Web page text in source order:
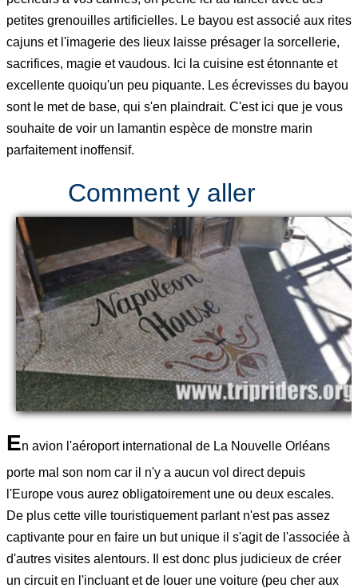
petites grenouilles artificielles. Le bayou est associé aux rites
cajuns et l'imagerie des lieux laisse présager la sorcellerie,
sacrifices, magie et vaudous. Ici la cuisine est étonnante et
excellente quoiqu'un peu piquante. Les écrevisses du bayou
sont le met de base, qui s'en plaindrait. C'est ici que je vous
souhaite de voir un lamantin espèce de monstre marin
parfaitement inoffensif.
Comment y aller
En avion l'aéroport international de La Nouvelle Orléans
porte mal son nom car il n'y a aucun vol direct depuis
l'Europe vous aurez obligatoirement une ou deux escales.
De plus cette ville touristiquement parlant n'est pas assez
captivante pour en faire un but unique il s'agit de l'associée à
d'autres visites alentours. Il est donc plus judicieux de créer
un circuit en l'incluant et de louer une voiture (peu cher aux